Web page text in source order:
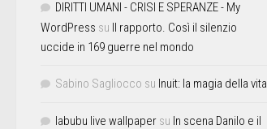
DIRITTI UMANI - CRISI E SPERANZE - My
WordPress su Il rapporto. Così il silenzio
uccide in 169 guerre nel mondo
Sabino Sagliocco su Inuit: la magia della vita
labubu live wallpaper su In scena Danilo e il